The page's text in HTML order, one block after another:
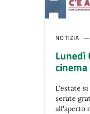
NOTIZIA
Lunedì
L'estate
serate
all'aperto